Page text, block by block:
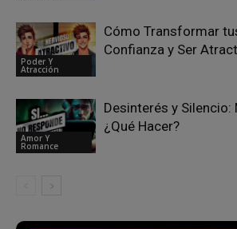
Poder Y
Atracción
Cómo Transformar
Confianza y Ser
Amor Y
Romance
Desinterés y Silencio:
¿Qué Hacer?